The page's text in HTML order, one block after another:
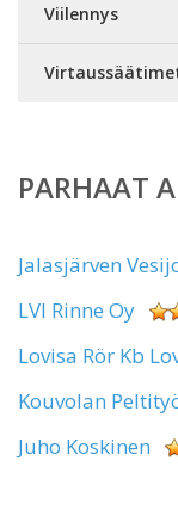
Viilennys
PARHAAT
Jalasjärven
LVI Rinne Oy
Lovisa Rör Kb
Kouvolan
Juho Koskinen